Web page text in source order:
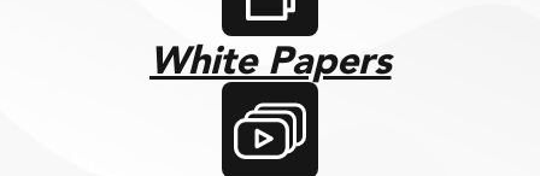
White Papers